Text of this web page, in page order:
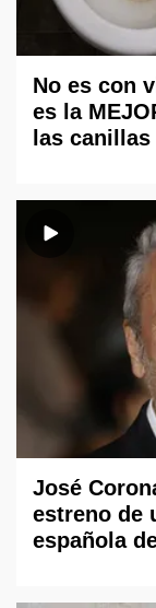
No es con
es la
las
José
estreno de
española